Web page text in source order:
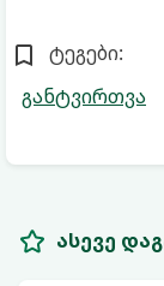
ტეგები:
განტვირთვა
ასევე